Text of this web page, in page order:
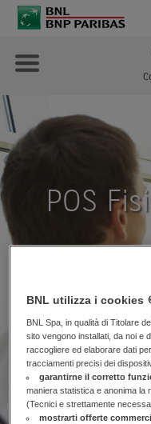
POS
BNL utilizza i cookies
BNL Spa, in qualità di Titolare
sito vengono installati, da noi e
raccogliere ed elaborare dati
tracciamenti precisi dei
garantirne il corretto
maniera statistica e anonima la
(Tecnici e strettamente
mostrarti offerte